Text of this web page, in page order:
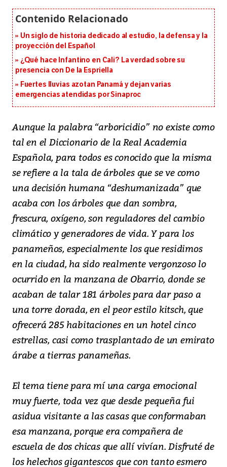
Un siglo de historia dedicado al estudio, la defensa y la
proyección del Español
¿Qué hace Infantino en Cali? La verdad sobre su
presencia con De la Espriella
Fuertes lluvias azotan Panamá y dejan varias
emergencias atendidas por Sinaproc
Aunque la palabra “arboricidio” no existe como
tal en el Diccionario de la Real Academia
Española, para todos es conocido que la misma
se refiere a la tala de árboles que se ve como
una decisión humana “deshumanizada” que
acaba con los árboles que dan sombra,
frescura, oxígeno, son reguladores del cambio
climático y generadores de vida. Y para los
panameños, especialmente los que residimos
en la ciudad, ha sido realmente vergonzoso lo
ocurrido en la manzana de Obarrio, donde se
acaban de talar 181 árboles para dar paso a
una torre dorada, en el peor estilo kitsch, que
ofrecerá 285 habitaciones en un hotel cinco
estrellas, casi como trasplantado de un emirato
árabe a tierras panameñas.
El tema tiene para mí una carga emocional
muy fuerte, toda vez que desde pequeña fui
asidua visitante a las casas que conformaban
esa manzana, porque era compañera de
escuela de dos chicas que allí vivían. Disfruté de
los helechos gigantescos que con tanto esmero